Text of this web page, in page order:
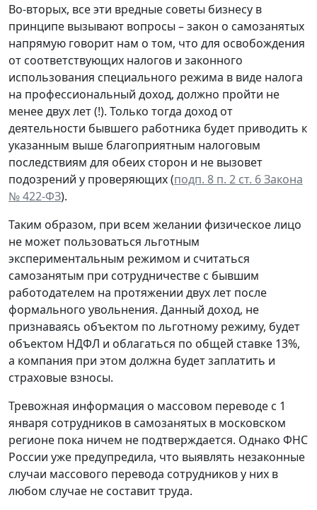
Во-вторых, все эти вредные советы бизнесу в
принципе вызывают вопросы – закон о самозанятых
напрямую говорит нам о том, что для освобождения
от соответствующих налогов и законного
использования специального режима в виде налога
на профессиональный доход, должно пройти не
менее двух лет (!). Только тогда доход от
деятельности бывшего работника будет приводить к
указанным выше благоприятным налоговым
последствиям для обеих сторон и не вызовет
подозрений у проверяющих (подп. 8 п. 2 ст. 6 Закона
№ 422-ФЗ).
Таким образом, при всем желании физическое лицо
не может пользоваться льготным
экспериментальным режимом и считаться
самозанятым при сотрудничестве с бывшим
работодателем на протяжении двух лет после
формального увольнения. Данный доход, не
признаваясь объектом по льготному режиму, будет
объектом НДФЛ и облагаться по общей ставке 13%,
а компания при этом должна будет заплатить и
страховые взносы.
Тревожная информация о массовом переводе с 1
января сотрудников в самозанятых в московском
регионе пока ничем не подтверждается. Однако ФНС
России уже предупредила, что выявлять незаконные
случаи массового перевода сотрудников у них в
любом случае не составит труда.